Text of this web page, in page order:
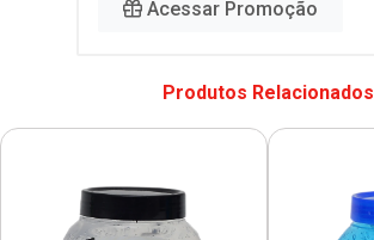
Acessar Promoção
Produtos Relacionados